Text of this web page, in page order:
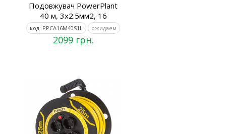
Подовжувач PowerPlant
40 м, 3x2.5мм2, 16
код: PPCA16M40S1L ожидаем
2099 грн.